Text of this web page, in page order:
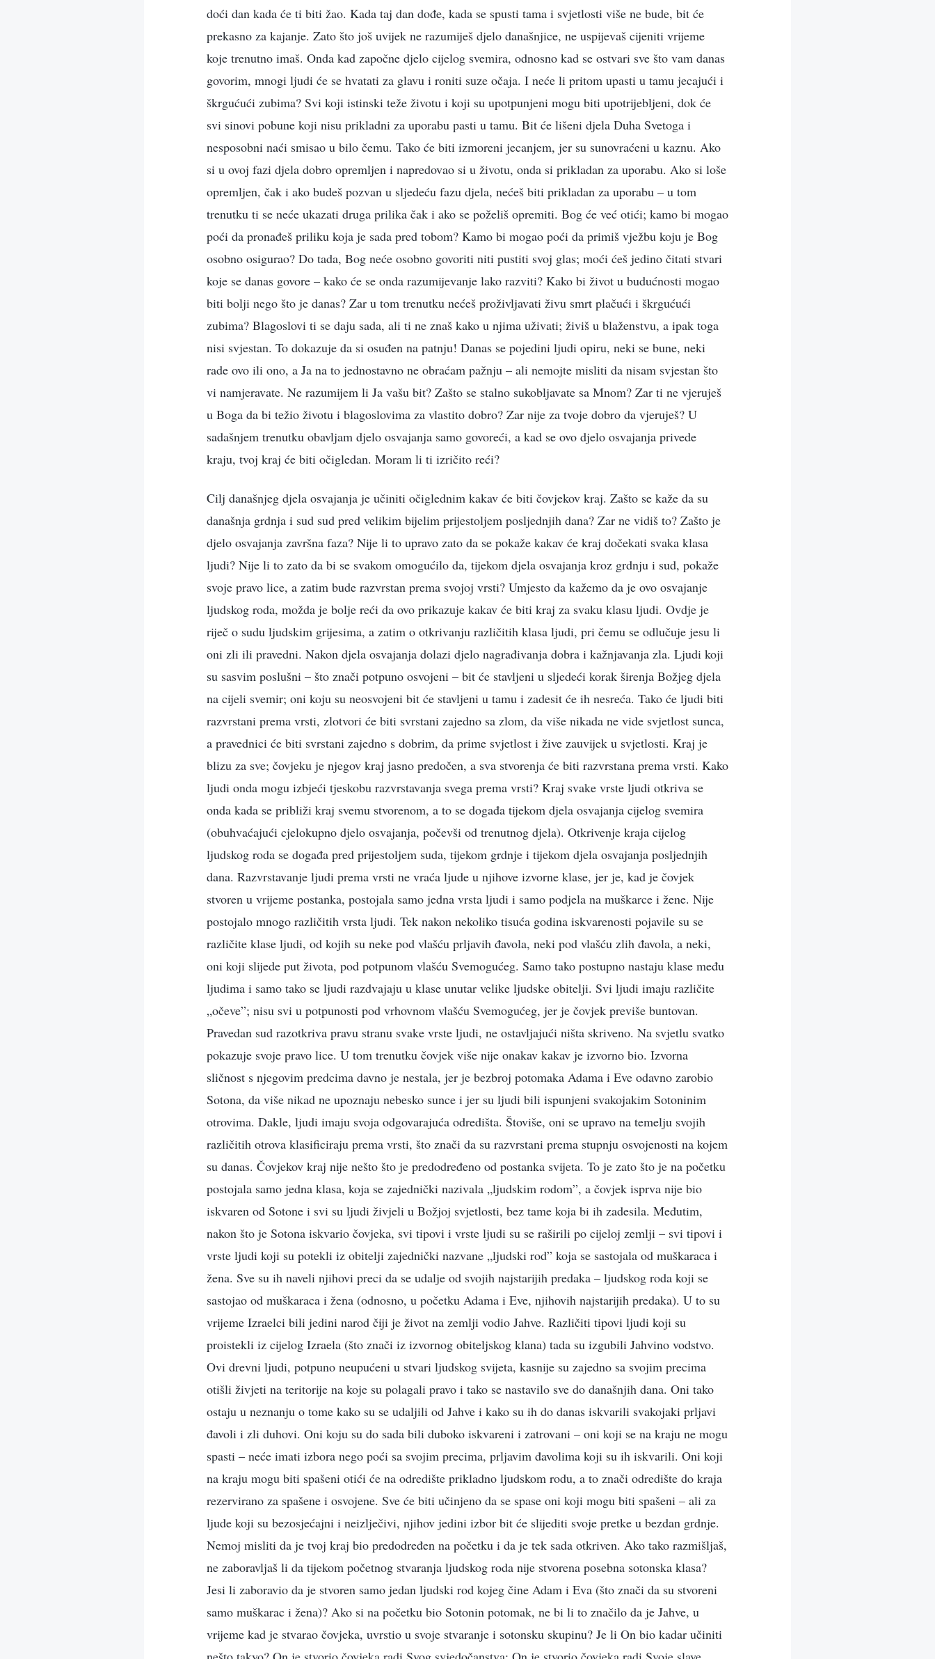
doći dan kada će ti biti žao. Kada taj dan dođe, kada se spusti tama i svjetlosti više ne bude, bit će
prekasno za kajanje. Zato što još uvijek ne razumiješ djelo današnjice, ne uspijevaš cijeniti vrijeme
koje trenutno imaš. Onda kad započne djelo cijelog svemira, odnosno kad se ostvari sve što vam danas
govorim, mnogi ljudi će se hvatati za glavu i roniti suze očaja. I neće li pritom upasti u tamu jecajući i
škrgućući zubima? Svi koji istinski teže životu i koji su upotpunjeni mogu biti upotrijebljeni, dok će
svi sinovi pobune koji nisu prikladni za uporabu pasti u tamu. Bit će lišeni djela Duha Svetoga i
nesposobni naći smisao u bilo čemu. Tako će biti izmoreni jecanjem, jer su sunovraćeni u kaznu. Ako
si u ovoj fazi djela dobro opremljen i napredovao si u životu, onda si prikladan za uporabu. Ako si loše
opremljen, čak i ako budeš pozvan u sljedeću fazu djela, nećeš biti prikladan za uporabu – u tom
trenutku ti se neće ukazati druga prilika čak i ako se poželiš opremiti. Bog će već otići; kamo bi mogao
poći da pronađeš priliku koja je sada pred tobom? Kamo bi mogao poći da primiš vježbu koju je Bog
osobno osigurao? Do tada, Bog neće osobno govoriti niti pustiti svoj glas; moći ćeš jedino čitati stvari
koje se danas govore – kako će se onda razumijevanje lako razviti? Kako bi život u budućnosti mogao
biti bolji nego što je danas? Zar u tom trenutku nećeš proživljavati živu smrt plačući i škrgućući
zubima? Blagoslovi ti se daju sada, ali ti ne znaš kako u njima uživati; živiš u blaženstvu, a ipak toga
nisi svjestan. To dokazuje da si osuđen na patnju! Danas se pojedini ljudi opiru, neki se bune, neki
rade ovo ili ono, a Ja na to jednostavno ne obraćam pažnju – ali nemojte misliti da nisam svjestan što
vi namjeravate. Ne razumijem li Ja vašu bit? Zašto se stalno sukobljavate sa Mnom? Zar ti ne vjeruješ
u Boga da bi težio životu i blagoslovima za vlastito dobro? Zar nije za tvoje dobro da vjeruješ? U
sadašnjem trenutku obavljam djelo osvajanja samo govoreći, a kad se ovo djelo osvajanja privede
kraju, tvoj kraj će biti očigledan. Moram li ti izričito reći?
Cilj današnjeg djela osvajanja je učiniti očiglednim kakav će biti čovjekov kraj. Zašto se kaže da su
današnja grdnja i sud sud pred velikim bijelim prijestoljem posljednjih dana? Zar ne vidiš to? Zašto je
djelo osvajanja završna faza? Nije li to upravo zato da se pokaže kakav će kraj dočekati svaka klasa
ljudi? Nije li to zato da bi se svakom omogućilo da, tijekom djela osvajanja kroz grdnju i sud, pokaže
svoje pravo lice, a zatim bude razvrstan prema svojoj vrsti? Umjesto da kažemo da je ovo osvajanje
ljudskog roda, možda je bolje reći da ovo prikazuje kakav će biti kraj za svaku klasu ljudi. Ovdje je
riječ o sudu ljudskim grijesima, a zatim o otkrivanju različitih klasa ljudi, pri čemu se odlučuje jesu li
oni zli ili pravedni. Nakon djela osvajanja dolazi djelo nagrađivanja dobra i kažnjavanja zla. Ljudi koji
su sasvim poslušni – što znači potpuno osvojeni – bit će stavljeni u sljedeći korak širenja Božjeg djela
na cijeli svemir; oni koju su neosvojeni bit će stavljeni u tamu i zadesit će ih nesreća. Tako će ljudi biti
razvrstani prema vrsti, zlotvori će biti svrstani zajedno sa zlom, da više nikada ne vide svjetlost sunca,
a pravednici će biti svrstani zajedno s dobrim, da prime svjetlost i žive zauvijek u svjetlosti. Kraj je
blizu za sve; čovjeku je njegov kraj jasno predočen, a sva stvorenja će biti razvrstana prema vrsti. Kako
ljudi onda mogu izbjeći tjeskobu razvrstavanja svega prema vrsti? Kraj svake vrste ljudi otkriva se
onda kada se približi kraj svemu stvorenom, a to se događa tijekom djela osvajanja cijelog svemira
(obuhvaćajući cjelokupno djelo osvajanja, počevši od trenutnog djela). Otkrivenje kraja cijelog
ljudskog roda se događa pred prijestoljem suda, tijekom grdnje i tijekom djela osvajanja posljednjih
dana. Razvrstavanje ljudi prema vrsti ne vraća ljude u njihove izvorne klase, jer je, kad je čovjek
stvoren u vrijeme postanka, postojala samo jedna vrsta ljudi i samo podjela na muškarce i žene. Nije
postojalo mnogo različitih vrsta ljudi. Tek nakon nekoliko tisuća godina iskvarenosti pojavile su se
različite klase ljudi, od kojih su neke pod vlašću prljavih đavola, neki pod vlašću zlih đavola, a neki,
oni koji slijede put života, pod potpunom vlašću Svemogućeg. Samo tako postupno nastaju klase među
ljudima i samo tako se ljudi razdvajaju u klase unutar velike ljudske obitelji. Svi ljudi imaju različite
„očeve”; nisu svi u potpunosti pod vrhovnom vlašću Svemogućeg, jer je čovjek previše buntovan.
Pravedan sud razotkriva pravu stranu svake vrste ljudi, ne ostavljajući ništa skriveno. Na svjetlu svatko
pokazuje svoje pravo lice. U tom trenutku čovjek više nije onakav kakav je izvorno bio. Izvorna
sličnost s njegovim predcima davno je nestala, jer je bezbroj potomaka Adama i Eve odavno zarobio
Sotona, da više nikad ne upoznaju nebesko sunce i jer su ljudi bili ispunjeni svakojakim Sotoninim
otrovima. Dakle, ljudi imaju svoja odgovarajuća odredišta. Štoviše, oni se upravo na temelju svojih
različitih otrova klasificiraju prema vrsti, što znači da su razvrstani prema stupnju osvojenosti na kojem
su danas. Čovjekov kraj nije nešto što je predodređeno od postanka svijeta. To je zato što je na početku
postojala samo jedna klasa, koja se zajednički nazivala „ljudskim rodom”, a čovjek isprva nije bio
iskvaren od Sotone i svi su ljudi živjeli u Božjoj svjetlosti, bez tame koja bi ih zadesila. Međutim,
nakon što je Sotona iskvario čovjeka, svi tipovi i vrste ljudi su se raširili po cijeloj zemlji – svi tipovi i
vrste ljudi koji su potekli iz obitelji zajednički nazvane „ljudski rod” koja se sastojala od muškaraca i
žena. Sve su ih naveli njihovi preci da se udalje od svojih najstarijih predaka – ljudskog roda koji se
sastojao od muškaraca i žena (odnosno, u početku Adama i Eve, njihovih najstarijih predaka). U to su
vrijeme Izraelci bili jedini narod čiji je život na zemlji vodio Jahve. Različiti tipovi ljudi koji su
proistekli iz cijelog Izraela (što znači iz izvornog obiteljskog klana) tada su izgubili Jahvino vodstvo.
Ovi drevni ljudi, potpuno neupućeni u stvari ljudskog svijeta, kasnije su zajedno sa svojim precima
otišli živjeti na teritorije na koje su polagali pravo i tako se nastavilo sve do današnjih dana. Oni tako
ostaju u neznanju o tome kako su se udaljili od Jahve i kako su ih do danas iskvarili svakojaki prljavi
đavoli i zli duhovi. Oni koju su do sada bili duboko iskvareni i zatrovani – oni koji se na kraju ne mogu
spasti – neće imati izbora nego poći sa svojim precima, prljavim đavolima koji su ih iskvarili. Oni koji
na kraju mogu biti spašeni otići će na odredište prikladno ljudskom rodu, a to znači odredište do kraja
rezervirano za spašene i osvojene. Sve će biti učinjeno da se spase oni koji mogu biti spašeni – ali za
ljude koji su bezosjećajni i neizlječivi, njihov jedini izbor bit će slijediti svoje pretke u bezdan grdnje.
Nemoj misliti da je tvoj kraj bio predodređen na početku i da je tek sada otkriven. Ako tako razmišljaš,
ne zaboravljaš li da tijekom početnog stvaranja ljudskog roda nije stvorena posebna sotonska klasa?
Jesi li zaboravio da je stvoren samo jedan ljudski rod kojeg čine Adam i Eva (što znači da su stvoreni
samo muškarac i žena)? Ako si na početku bio Sotonin potomak, ne bi li to značilo da je Jahve, u
vrijeme kad je stvarao čovjeka, uvrstio u svoje stvaranje i sotonsku skupinu? Je li On bio kadar učiniti